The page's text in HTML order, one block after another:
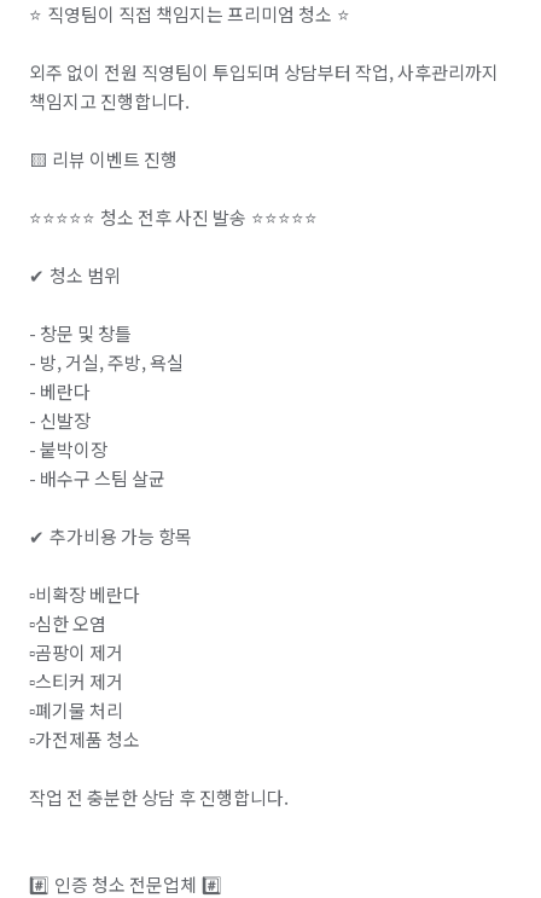
⭐ 직영팀이 직접 책임지는 프리미엄 청소 ⭐
외주 없이 전원 직영팀이 투입되며 상담부터 작업, 사후관리까지
책임지고 진행합니다.
🟨 리뷰 이벤트 진행
⭐⭐⭐⭐⭐ 청소 전후 사진 발송 ⭐⭐⭐⭐⭐
✔ 청소 범위
- 창문 및 창틀
- 방, 거실, 주방, 욕실
- 베란다
- 신발장
- 붙박이장
- 배수구 스팀 살균
✔ 추가비용 가능 항목
▫비확장 베란다
▫심한 오염
▫곰팡이 제거
▫스티커 제거
▫폐기물 처리
▫가전제품 청소
작업 전 충분한 상담 후 진행합니다.
#️⃣ 인증 청소 전문업체 #️⃣